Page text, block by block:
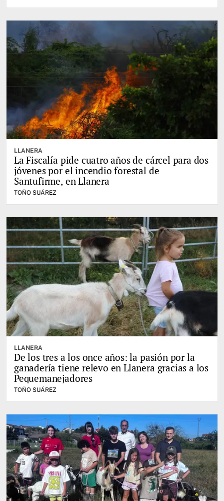
LLANERA
La Fiscalía pide cuatro años de cárcel para dos
jóvenes por el incendio forestal de
Santufirme, en Llanera
TOÑO SUÁREZ
LLANERA
De los tres a los once años: la pasión por la
ganadería tiene relevo en Llanera gracias a los
Pequemanejadores
TOÑO SUÁREZ